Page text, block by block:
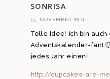
SONRISA
15. NOVEMBER 2011
Tolle Idee! Ich bin
Adventskalender-fan!
jedes Jahr einen!
http://cupcakes-are-